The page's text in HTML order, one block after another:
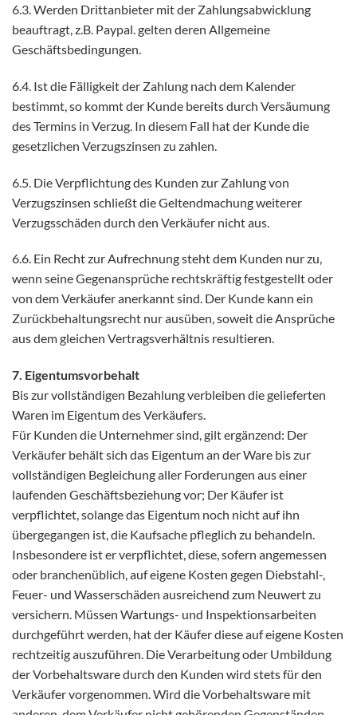
6.3. Werden Drittanbieter mit der Zahlungsabwicklung
beauftragt, z.B. Paypal. gelten deren Allgemeine
Geschäftsbedingungen.
6.4. Ist die Fälligkeit der Zahlung nach dem Kalender
bestimmt, so kommt der Kunde bereits durch Versäumung
des Termins in Verzug. In diesem Fall hat der Kunde die
gesetzlichen Verzugszinsen zu zahlen.
6.5. Die Verpflichtung des Kunden zur Zahlung von
Verzugszinsen schließt die Geltendmachung weiterer
Verzugsschäden durch den Verkäufer nicht aus.
6.6. Ein Recht zur Aufrechnung steht dem Kunden nur zu,
wenn seine Gegenansprüche rechtskräftig festgestellt oder
von dem Verkäufer anerkannt sind. Der Kunde kann ein
Zurückbehaltungsrecht nur ausüben, soweit die Ansprüche
aus dem gleichen Vertragsverhältnis resultieren.
7. Eigentumsvorbehalt
Bis zur vollständigen Bezahlung verbleiben die gelieferten
Waren im Eigentum des Verkäufers.
Für Kunden die Unternehmer sind, gilt ergänzend: Der
Verkäufer behält sich das Eigentum an der Ware bis zur
vollständigen Begleichung aller Forderungen aus einer
laufenden Geschäftsbeziehung vor; Der Käufer ist
verpflichtet, solange das Eigentum noch nicht auf ihn
übergegangen ist, die Kaufsache pfleglich zu behandeln.
Insbesondere ist er verpflichtet, diese, sofern angemessen
oder branchenüblich, auf eigene Kosten gegen Diebstahl-,
Feuer- und Wasserschäden ausreichend zum Neuwert zu
versichern. Müssen Wartungs- und Inspektionsarbeiten
durchgeführt werden, hat der Käufer diese auf eigene Kosten
rechtzeitig auszuführen. Die Verarbeitung oder Umbildung
der Vorbehaltsware durch den Kunden wird stets für den
Verkäufer vorgenommen. Wird die Vorbehaltsware mit